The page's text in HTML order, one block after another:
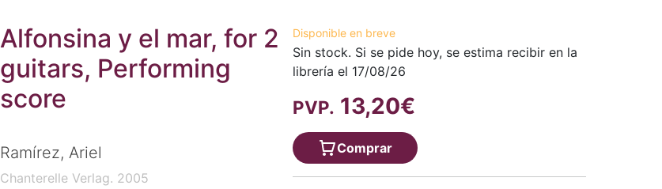
Alfonsina y el mar, for 2
guitars, Performing
score
Ramírez, Ariel
Chanterelle Verlag. 2005
Disponible en breve
Sin stock. Si se pide hoy, se estima recibir en la
librería el 17/08/26
PVP. 13,20€
Comprar